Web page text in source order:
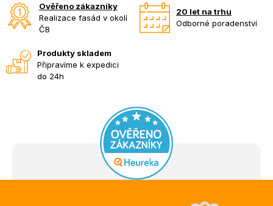
Ověřeno zákazníky
Realizace fasád v okolí
ČB
20 let na trhu
Odborné poradenství
Produkty skladem
Připravíme k expedici
do 24h